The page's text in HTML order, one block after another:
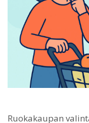
Ruokakaupan